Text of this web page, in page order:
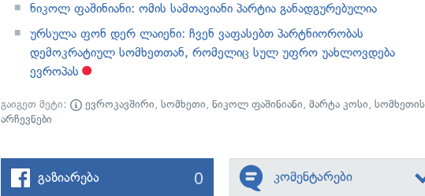
ნიკოლ ფაშინიანი: ომის სამთავიანი პარტია განადგურებულია
ურსულა ფონ დერ ლაიენი: ჩვენ ვაფასებთ პარტნიორობას
დემოკრატიულ სომხეთთან, რომელიც სულ უფრო უახლოვდება
ევროპას
გაიგეთ მეტი: ევროკავშირი,სომხეთი,ნიკოლ ფაშინიანი,მარტა კოსი,სომხეთის
არჩევნები
გაზიარება 0 კომენტარები